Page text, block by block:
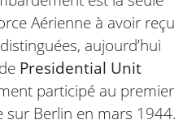
Aérienne à avoir reçu
aujourd’hui
Presidential Unit
participé au premier
Berlin en mars 1944.